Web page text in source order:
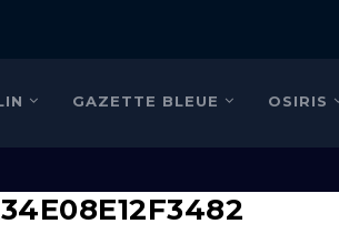
GAZETTE BLEUE OSIRIS